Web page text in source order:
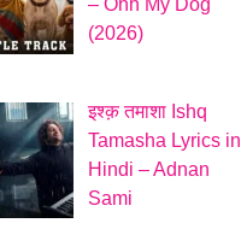
(2026)
इश्क़ तमाशा Ishq
Tamasha Lyrics in
Hindi – Adnan
Sami